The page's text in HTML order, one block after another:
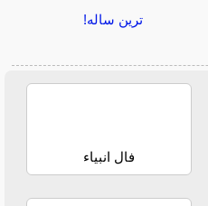
ترین ساله!
فال انبیاء